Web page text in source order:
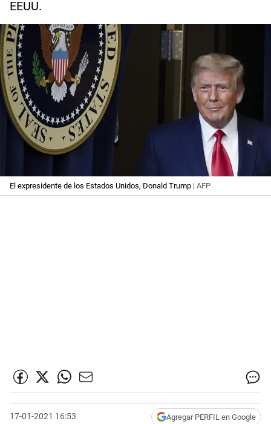
EEUU.
El expresidente de los Estados Unidos, Donald Trump | AFP
17-01-2021 16:53 Agregar PERFIL en Google